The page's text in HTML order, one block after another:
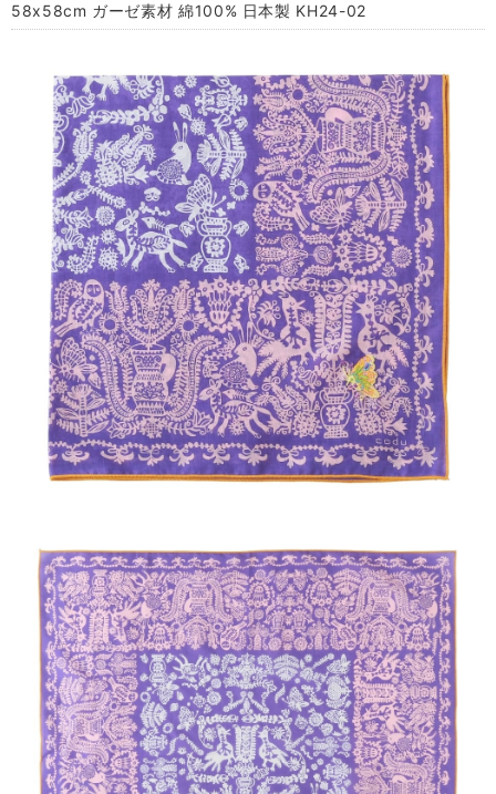
58x58cm ガーゼ素材 綿100% 日本製 KH24-02